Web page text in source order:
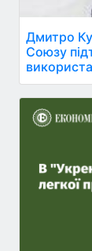
Дмитро
Союзу